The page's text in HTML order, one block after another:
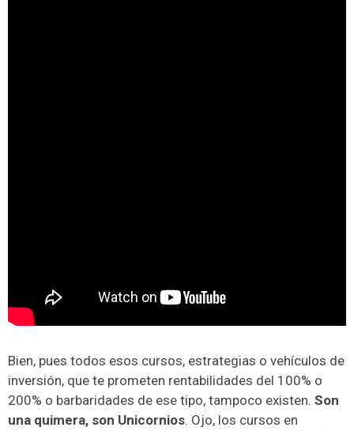
Bien, pues todos esos cursos, estrategias o vehículos de
inversión, que te prometen rentabilidades del 100% o
200% o barbaridades de ese tipo, tampoco existen. Son
una quimera, son Unicornios. Ojo, los cursos en